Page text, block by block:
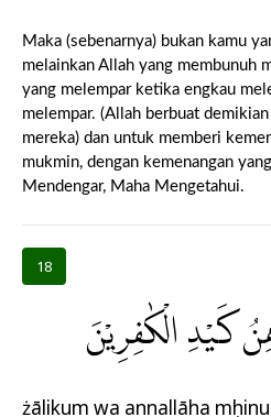
Maka (sebenarnya) bukan kamu
melainkan Allah yang membunuh
yang melempar ketika engkau
melempar. (Allah berbuat
mereka) dan untuk memberi
mukmin, dengan kemenangan
Mendengar, Maha Mengetahui.
18
كَيْدِ الْكٰفِرِيْنَ
żālikum wa annallāha